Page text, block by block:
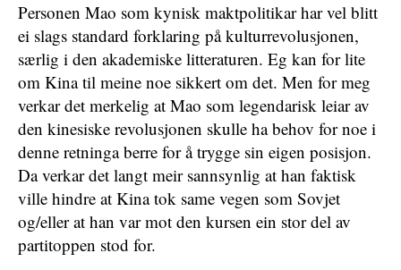
Personen Mao som kynisk maktpolitikar har vel blitt
ei slags standard forklaring på kulturrevolusjonen,
særlig i den akademiske litteraturen. Eg kan for lite
om Kina til meine noe sikkert om det. Men for meg
verkar det merkelig at Mao som legendarisk leiar av
den kinesiske revolusjonen skulle ha behov for noe i
denne retninga berre for å trygge sin eigen posisjon.
Da verkar det langt meir sannsynlig at han faktisk
ville hindre at Kina tok same vegen som Sovjet
og/eller at han var mot den kursen ein stor del av
partitoppen stod for.